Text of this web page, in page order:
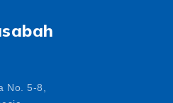
No. 5-8,